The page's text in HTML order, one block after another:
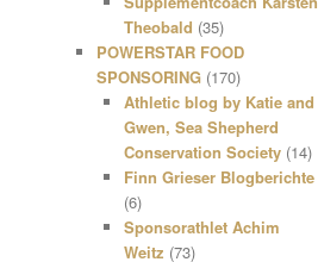
Theobald (35)
POWERSTAR FOOD
SPONSORING (170)
Athletic blog by Katie and
Gwen, Sea Shepherd
Conservation Society(14)
Finn Grieser Blogberichte
(6)
Sponsorathlet Achim
Weitz (73)